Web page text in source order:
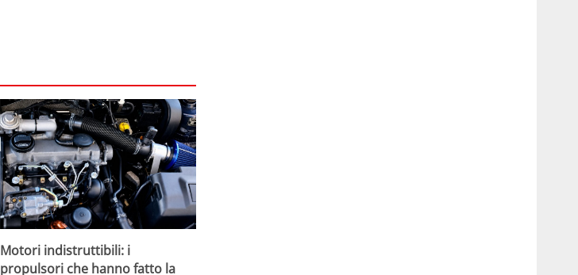
Motori indistruttibili: i
propulsori che hanno fatto la